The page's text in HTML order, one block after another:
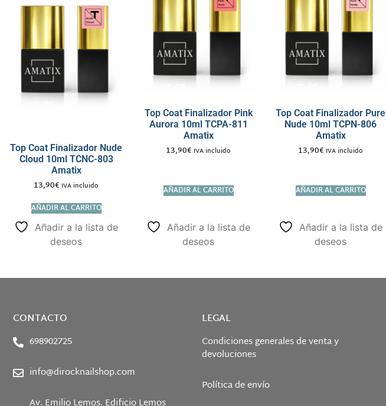
Top Coat Finalizador Nude
Cloud 10ml TCNC-803
Amatix
13,90€ IVA incluido
AÑADIR AL CARRITO
Añadir a la lista de
deseos
Top Coat Finalizador Pink
Aurora 10ml TCPA-811
Amatix
13,90€ IVA incluido
AÑADIR AL CARRITO
Añadir a la lista de
deseos
Top Coat Finalizador Pure
Nude 10ml TCPN-806
Amatix
13,90€ IVA incluido
AÑADIR AL CARRITO
Añadir a la lista de
deseos
CONTACTO
698902725
info@dirocknailshop.com
LEGAL
Condiciones generales de venta y
devoluciones
Política de envío